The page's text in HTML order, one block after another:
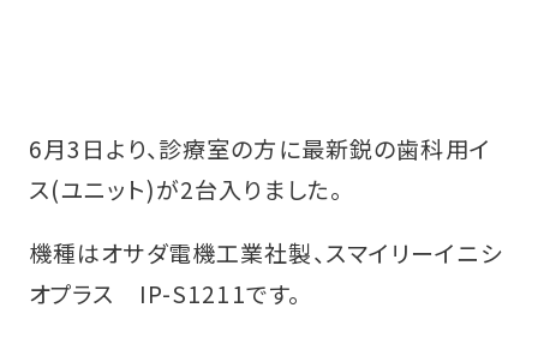
6月3日より、診療室の方に最新鋭の歯科用イ
ス(ユニット)が2台入りました。
機種はオサダ電機工業社製、スマイリーイニシ
オプラス IP-S1211です。